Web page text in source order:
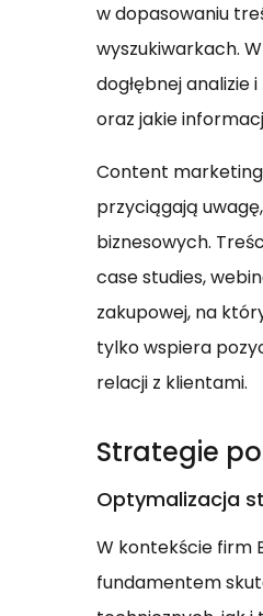
w dopasowaniu
wyszukiwarkach.
dogłębnej analizie
oraz jakie
Content
przyciągają
biznesowych.
case studies,
zakupowej, na
tylko wspiera
relacji z klientami.
Strategie
Optymalizacja
W kontekście firm
fundamentem